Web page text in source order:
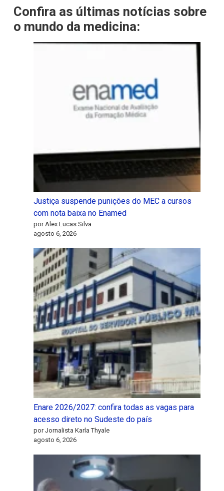
Confira as últimas notícias sobre
o mundo da medicina:
Justiça suspende punições do MEC a cursos
com nota baixa no Enamed
por Alex Lucas Silva
agosto 6, 2026
Enare 2026/2027: confira todas as vagas para
acesso direto no Sudeste do país
por Jornalista Karla Thyale
agosto 6, 2026